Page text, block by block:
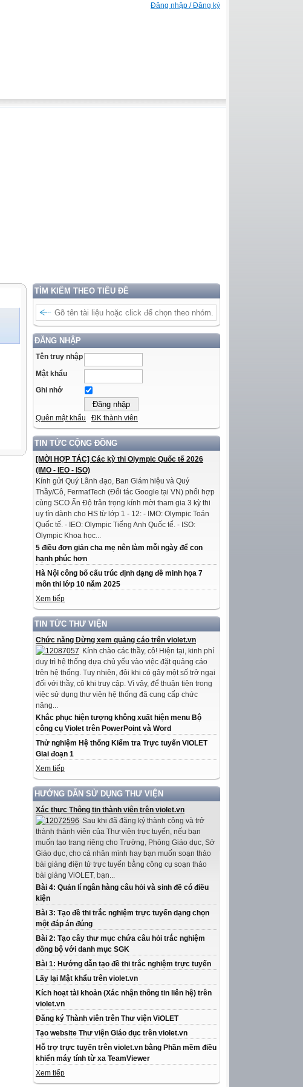
Đăng nhập / Đăng ký
TÌM KIẾM THEO TIÊU ĐỀ
ĐĂNG NHẬP
Tên truy nhập
Mật khẩu
Ghi nhớ
Quên mật khẩu ĐK thành viên
TIN TỨC CỘNG ĐỒNG
[MỜI HỢP TÁC] Các kỳ thi Olympic Quốc tế 2026
(IMO - IEO - ISO)
Kính gửi Quý Lãnh đạo, Ban Giám hiệu và Quý
Thầy/Cô, FermatTech (Đối tác Google tại VN) phối hợp
cùng SCO Ấn Độ trân trọng kính mời tham gia 3 kỳ thi
uy tín dành cho HS từ lớp 1 - 12: - IMO: Olympic Toán
Quốc tế. - IEO: Olympic Tiếng Anh Quốc tế. - ISO:
Olympic Khoa học...
5 điều đơn giản cha mẹ nên làm mỗi ngày để con
hạnh phúc hơn
Hà Nội công bố cấu trúc định dạng đề minh họa 7
môn thi lớp 10 năm 2025
Xem tiếp
TIN TỨC THƯ VIỆN
Chức năng Dừng xem quảng cáo trên violet.vn
Kính chào các thầy, cô! Hiện tại, kinh phí
duy trì hệ thống dựa chủ yếu vào việc đặt quảng cáo
trên hệ thống. Tuy nhiên, đôi khi có gây một số trở ngại
đối với thầy, cô khi truy cập. Vì vậy, để thuận tiện trong
việc sử dụng thư viện hệ thống đã cung cấp chức
năng...
Khắc phục hiện tượng không xuất hiện menu Bộ
công cụ Violet trên PowerPoint và Word
Thử nghiệm Hệ thống Kiểm tra Trực tuyến ViOLET
Giai đoạn 1
Xem tiếp
HƯỚNG DẪN SỬ DỤNG THƯ VIỆN
Xác thực Thông tin thành viên trên violet.vn
Sau khi đã đăng ký thành công và trở
thành thành viên của Thư viện trực tuyến, nếu bạn
muốn tạo trang riêng cho Trường, Phòng Giáo dục, Sở
Giáo dục, cho cá nhân mình hay bạn muốn soạn thảo
bài giảng điện tử trực tuyến bằng công cụ soạn thảo
bài giảng ViOLET, bạn...
Bài 4: Quản lí ngân hàng câu hỏi và sinh đề có điều
kiện
Bài 3: Tạo đề thi trắc nghiệm trực tuyến dạng chọn
một đáp án đúng
Bài 2: Tạo cây thư mục chứa câu hỏi trắc nghiệm
đồng bộ với danh mục SGK
Bài 1: Hướng dẫn tạo đề thi trắc nghiệm trực tuyến
Lấy lại Mật khẩu trên violet.vn
Kích hoạt tài khoản (Xác nhận thông tin liên hệ) trên
violet.vn
Đăng ký Thành viên trên Thư viện ViOLET
Tạo website Thư viện Giáo dục trên violet.vn
Hỗ trợ trực tuyến trên violet.vn bằng Phần mềm điều
khiển máy tính từ xa TeamViewer
Xem tiếp